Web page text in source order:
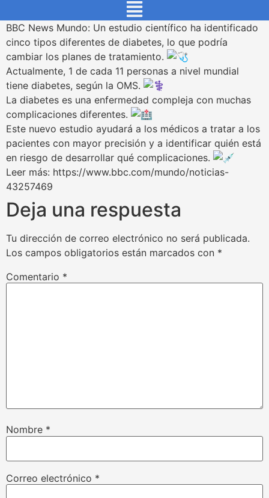
BBC News Mundo: Un estudio científico ha identificado
cinco tipos diferentes de diabetes, lo que podría
cambiar los planes de tratamiento.
Actualmente, 1 de cada 11 personas a nivel mundial
tiene diabetes, según la OMS.
La diabetes es una enfermedad compleja con muchas
complicaciones diferentes.
Este nuevo estudio ayudará a los médicos a tratar a los
pacientes con mayor precisión y a identificar quién está
en riesgo de desarrollar qué complicaciones.
Leer más: https://www.bbc.com/mundo/noticias-
43257469
Deja una respuesta
Tu dirección de correo electrónico no será publicada.
Los campos obligatorios están marcados con *
Comentario *
Nombre *
Correo electrónico *